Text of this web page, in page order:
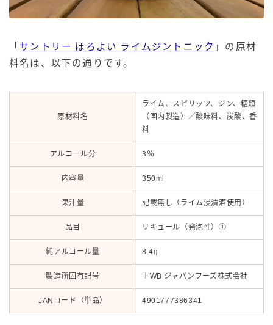
「 サントリー ほろよい ライムジントニック 」の原材
料名は、以下の通りです。
原材料名
ライム、スピリッツ、ジン、糖類
（国内製造）／酸味料、炭酸、香
料
アルコール分 3％
内容量 350ml
果汁量 記載無し（ライム浸漬酒使用）
品目 リキュール（発泡性）①
純アルコール量 8.4g
製造所固有記号 ＋WB ジャパンフーズ株式会社
JANコード（単品） 4901777386341